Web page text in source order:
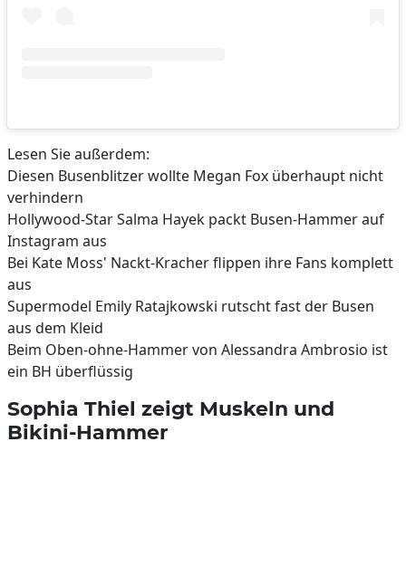
Lesen Sie außerdem:
Diesen Busenblitzer wollte Megan Fox überhaupt nicht
verhindern
Hollywood-Star Salma Hayek packt Busen-Hammer auf
Instagram aus
Bei Kate Moss' Nackt-Kracher flippen ihre Fans komplett
aus
Supermodel Emily Ratajkowski rutscht fast der Busen
aus dem Kleid
Beim Oben-ohne-Hammer von Alessandra Ambrosio ist
ein BH überflüssig
Sophia Thiel zeigt Muskeln und
Bikini-Hammer